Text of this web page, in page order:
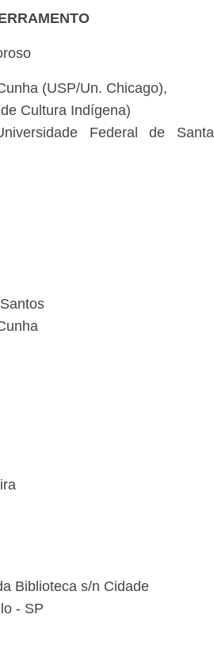
(USP/Un. Chicago),
Cultura Indígena)
Federal de Santa
Biblioteca s/n Cidade
- SP